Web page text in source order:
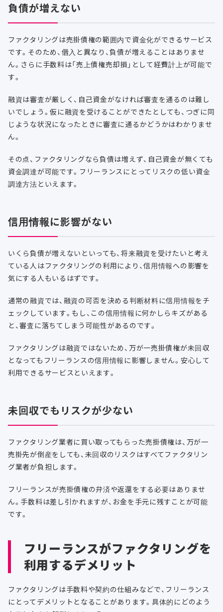
負債が増えない
ファクタリングは売掛債権の範囲内で資金化ができるサービス
です。そのため、借入と異なり、負債が増えることはありませ
ん。さらに手数料は「売上債権売却損」として経費計上が可能で
す。
融資は審査が厳しく、自己資金がなければ審査を通るのは難し
いでしょう。仮に融資を受けることができたとしても、つぎに同
じような状況になったときに審査に通るかどうかはわかりませ
ん。
その点、ファクタリングなら負債は増えず、自己資金が無くても
資金調達が可能です。フリーランスにとってリスクの低い資金
調達方法といえます。
信用情報に影響がない
いくら負債が増えないといっても、将来融資を受けたいと考え
ている人はファクタリングの利用により、信用情報への影響を
気にする人もいるはずです。
通常の融資では、融資の可否を決める判断材料に信用情報をチ
ェックしています。もし、この信用情報に何かしらキズがある
と、審査に落ちてしまう可能性があるのです。
ファクタリングは融資ではないため、万が一売掛債権が未回収
となってもフリーランスの信用情報に影響しません。安心して
利用できるサービスといえます。
未回収でもリスクが少ない
ファクタリング業者に買い取ってもらった売掛債権は、万が一
売掛先が倒産をしても、未回収のリスクはすべてファクタリン
グ業者が負担します。
フリーランスが売掛債権の弁済や返還をする必要はありませ
ん。手数料は差し引かれますが、お金を手元に残すことが可能
です。
フリーランスがファクタリングを
利用するデメリット
ファクタリングは手数料や契約の仕組みなどで、フリーランス
にとってデメリットとなることがあります。具体的にどのよう